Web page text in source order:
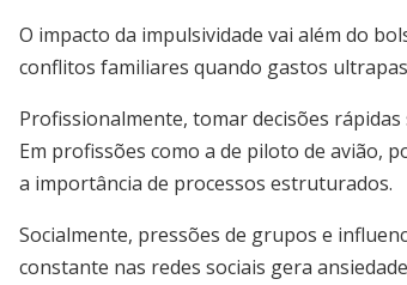
O impacto da impulsividade vai além do
conflitos familiares quando gastos
Profissionalmente, tomar decisões
Em profissões como a de piloto de avião,
a importância de processos estruturados.
Socialmente, pressões de grupos e
constante nas redes sociais gera